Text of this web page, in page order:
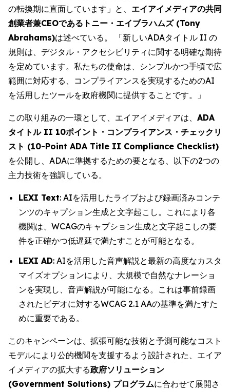
の転換期に直面しています」と、 エイアイメディアの共同
創業者兼CEOであるトニー・エイブラハムズ (Tony
Abrahams)は述べている。 「新しいADAタイトル II の
規則は、デジタル・アクセシビリティに関する明確な期待
を定めています。私たちの使命は、シンプルかつ手頃で広
範囲に対応する、コンプライアンスを実現するためのAI
を活用したツールを政府機関に提供することです。」
この取り組みの一環として、エイアイメディアは、 ADA
タイトル II 10ポイント・コンプライアンス・チェックリ
スト (10-Point ADA Title II Compliance Checklist)
を公開し、ADAに準拠するための要となる、以下の2つの
主力技術を強調している。
LEXI Text: AIを活用したライブおよび録画済みコンテ
ンツのキャプション生成と文字起こし。これにより各
機関は、WCAGのキャプション生成と文字起こしの要
件を正確かつ低遅延で満たすことが可能となる。
LEXI AD: AIを活用した音声解説と最新の高度なカスタ
マイズオプションにより、大規模で自然なナレーショ
ンを実現し、音声解説が可能になる。これは事前録画
されたビデオに対するWCAG 2.1 AAの基準を満たすた
めに重要である。
このキャンペーンは、拡張可能な技術と予測可能なコスト
モデルにより公的機関を支援するよう設計された、エイア
イメディアの拡大する政府ソリューション
(Government Solutions) プログラムに合わせて展開さ